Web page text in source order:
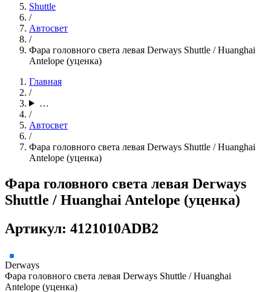
Shuttle
/
Автосвет
/
Фара головного света левая Derways Shuttle / Huanghai
Antelope (уценка)
Главная
/
…
/
Автосвет
/
Фара головного света левая Derways Shuttle / Huanghai
Antelope (уценка)
Фара головного света левая Derways
Shuttle / Huanghai Antelope (уценка)
Артикул: 4121010ADB2
Derways
Фара головного света левая Derways Shuttle / Huanghai
Antelope (уценка)